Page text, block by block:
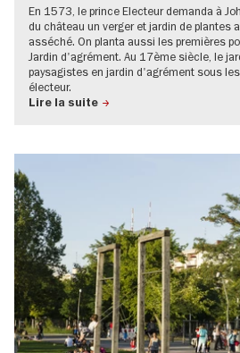
En 1573, le prince Electeur demanda à
du château un verger et jardin de plantes
asséché. On planta aussi les premières
Jardin d'agrément. Au 17ème siècle, le
paysagistes en jardin d'agrément sous
électeur.
Lire la suite